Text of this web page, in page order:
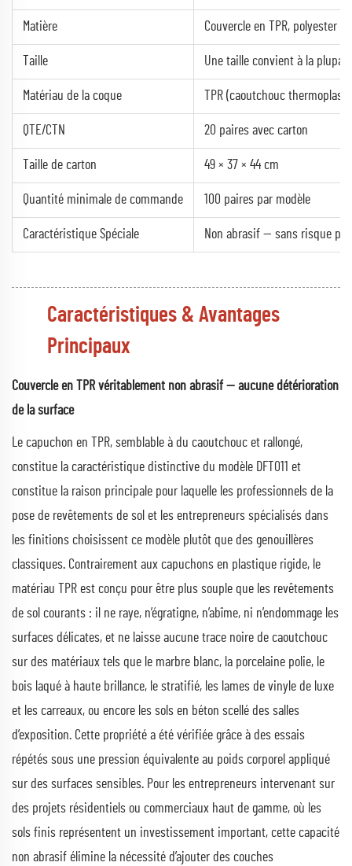
Matière Couvercle en TPR, polyester
Taille Une taille convient à la plupart
Matériau de la coque TPR (caoutchouc
QTE/CTN 20 paires avec carton
Taille de carton 49 × 37 × 44 cm
Quantité minimale de commande 100 paires par modèle
Caractéristique Spéciale Non abrasif — sans risque
Caractéristiques & Avantages
Principaux
Couvercle en TPR véritablement non abrasif — aucune détérioration
de la surface
Le capuchon en TPR, semblable à du caoutchouc et rallongé,
constitue la caractéristique distinctive du modèle DFT011 et
constitue la raison principale pour laquelle les professionnels de la
pose de revêtements de sol et les entrepreneurs spécialisés dans
les finitions choisissent ce modèle plutôt que des genouillères
classiques. Contrairement aux capuchons en plastique rigide, le
matériau TPR est conçu pour être plus souple que les revêtements
de sol courants : il ne raye, n’égratigne, n’abîme, ni n’endommage les
surfaces délicates, et ne laisse aucune trace noire de caoutchouc
sur des matériaux tels que le marbre blanc, la porcelaine polie, le
bois laqué à haute brillance, le stratifié, les lames de vinyle de luxe
et les carreaux, ou encore les sols en béton scellé des salles
d’exposition. Cette propriété a été vérifiée grâce à des essais
répétés sous une pression équivalente au poids corporel appliqué
sur des surfaces sensibles. Pour les entrepreneurs intervenant sur
des projets résidentiels ou commerciaux haut de gamme, où les
sols finis représentent un investissement important, cette capacité
non abrasif élimine la nécessité d’ajouter des couches